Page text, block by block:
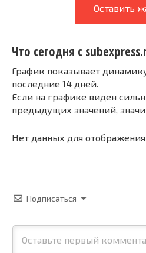
Оставить
Что сегодня с
График показывает
последние 14 дней.
Если на графике виден
предыдущих значений,
Нет данных для отображения
Подписаться